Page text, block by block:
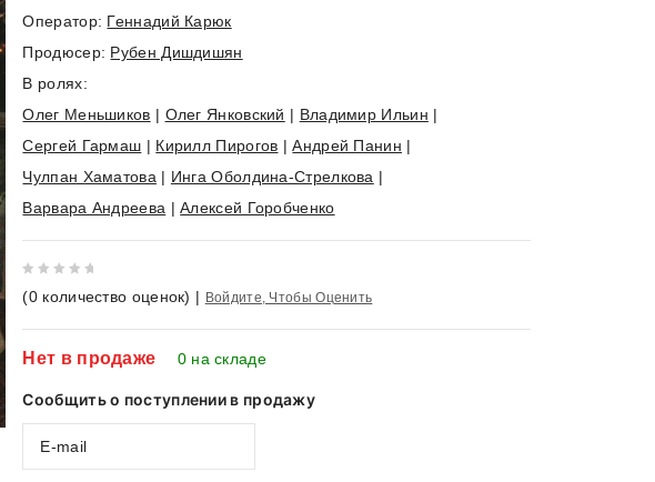
Оператор: Геннадий Карюк
Продюсер: Рубен Дишдишян
В ролях:
Олег Меньшиков | Олег Янковский | Владимир Ильин |
Сергей Гармаш | Кирилл Пирогов |Андрей Панин |
Чулпан Хаматова | Инга Оболдина-Стрелкова |
Варвара Андреева |Алексей Горобченко
out
of
5
(0 количество оценок) | Войдите, Чтобы Оценить
Нет в продаже 0 на складе
Сообщить о поступлении в продажу